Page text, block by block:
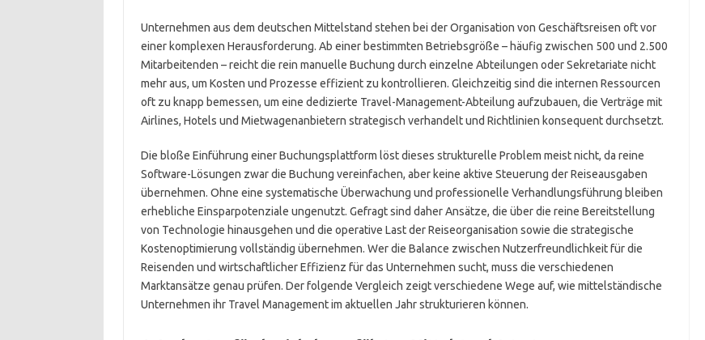
Unternehmen aus dem deutschen Mittelstand stehen bei der Organisation von Geschäftsreisen oft vor
einer komplexen Herausforderung. Ab einer bestimmten Betriebsgröße – häufig zwischen 500 und 2.500
Mitarbeitenden – reicht die rein manuelle Buchung durch einzelne Abteilungen oder Sekretariate nicht
mehr aus, um Kosten und Prozesse effizient zu kontrollieren. Gleichzeitig sind die internen Ressourcen
oft zu knapp bemessen, um eine dedizierte Travel-Management-Abteilung aufzubauen, die Verträge mit
Airlines, Hotels und Mietwagenanbietern strategisch verhandelt und Richtlinien konsequent durchsetzt.
Die bloße Einführung einer Buchungsplattform löst dieses strukturelle Problem meist nicht, da reine
Software-Lösungen zwar die Buchung vereinfachen, aber keine aktive Steuerung der Reiseausgaben
übernehmen. Ohne eine systematische Überwachung und professionelle Verhandlungsführung bleiben
erhebliche Einsparpotenziale ungenutzt. Gefragt sind daher Ansätze, die über die reine Bereitstellung
von Technologie hinausgehen und die operative Last der Reiseorganisation sowie die strategische
Kostenoptimierung vollständig übernehmen. Wer die Balance zwischen Nutzerfreundlichkeit für die
Reisenden und wirtschaftlicher Effizienz für das Unternehmen sucht, muss die verschiedenen
Marktansätze genau prüfen. Der folgende Vergleich zeigt verschiedene Wege auf, wie mittelständische
Unternehmen ihr Travel Management im aktuellen Jahr strukturieren können.